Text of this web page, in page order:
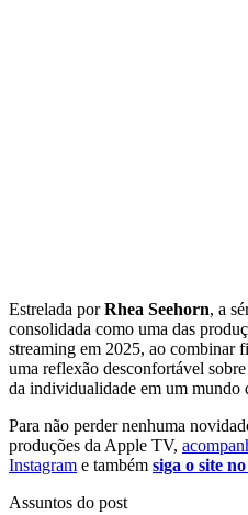
Estrelada porRhea Seehorn, a
consolidada como uma das
streaming em 2025, ao combinar
uma reflexão desconfortável
da individualidade em um mundo
Para não perder nenhuma
produções da Apple TV,
Instagram e também siga o site
Assuntos do post